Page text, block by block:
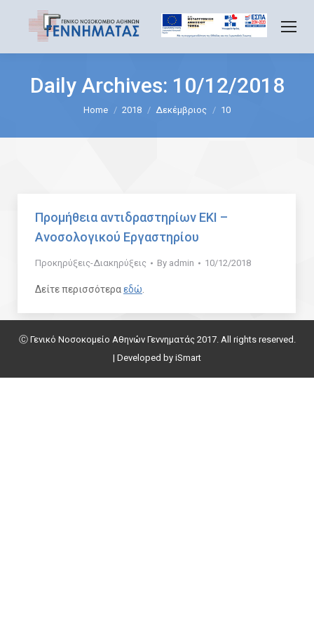
Daily Archives: 10/12/2018
Home 2018 Δεκέμβριος 10
Προμήθεια αντιδραστηρίων ΕΚΙ –
Ανοσολογικού Εργαστηρίου
Προκηρύξεις-Διακηρύξεις By admin 10/12/2018
Δείτε περισσότεραεδώ
Ⓒ Γενικό Νοσοκομείο Αθηνών Γεννηματάς 2017. All rights reserved.
| Developed by iSmart